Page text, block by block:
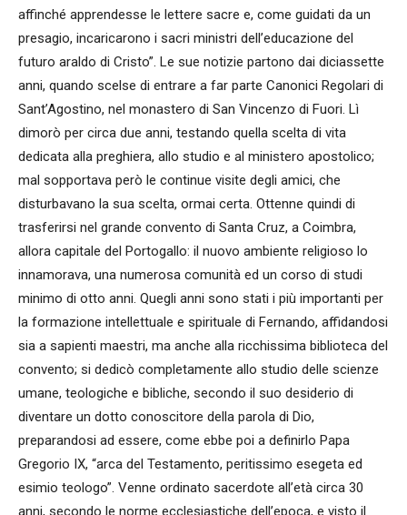
affinché apprendesse le lettere sacre e, come guidati da un
presagio, incaricarono i sacri ministri dell’educazione del
futuro araldo di Cristo”. Le sue notizie partono dai diciassette
anni, quando scelse di entrare a far parte Canonici Regolari di
Sant’Agostino, nel monastero di San Vincenzo di Fuori. Lì
dimorò per circa due anni, testando quella scelta di vita
dedicata alla preghiera, allo studio e al ministero apostolico;
mal sopportava però le continue visite degli amici, che
disturbavano la sua scelta, ormai certa. Ottenne quindi di
trasferirsi nel grande convento di Santa Cruz, a Coimbra,
allora capitale del Portogallo: il nuovo ambiente religioso lo
innamorava, una numerosa comunità ed un corso di studi
minimo di otto anni. Quegli anni sono stati i più importanti per
la formazione intellettuale e spirituale di Fernando, affidandosi
sia a sapienti maestri, ma anche alla ricchissima biblioteca del
convento; si dedicò completamente allo studio delle scienze
umane, teologiche e bibliche, secondo il suo desiderio di
diventare un dotto conoscitore della parola di Dio,
preparandosi ad essere, come ebbe poi a definirlo Papa
Gregorio IX, “arca del Testamento, peritissimo esegeta ed
esimio teologo”. Venne ordinato sacerdote all’età circa 30
anni, secondo le norme ecclesiastiche dell’epoca, e visto il